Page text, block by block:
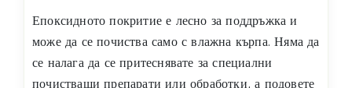
Епоксидното покритие е лесно за поддръжка и
може да се почиства само с влажна кърпа. Няма да
се налага да се притеснявате за специални
почистващи препарати или обработки, а подовете